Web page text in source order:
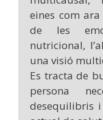
eines com
de les
nutricional,
una visió
Es tracta de
persona
desequilibris